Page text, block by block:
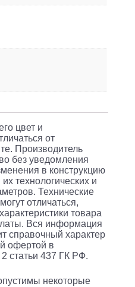
цвет и
от
Производитель
без уведомления
в конструкцию
технологических и
Технические
отличаться,
товара
Вся информация
справочный характер
офертой в
2 статьи 437 ГК РФ.
некоторые